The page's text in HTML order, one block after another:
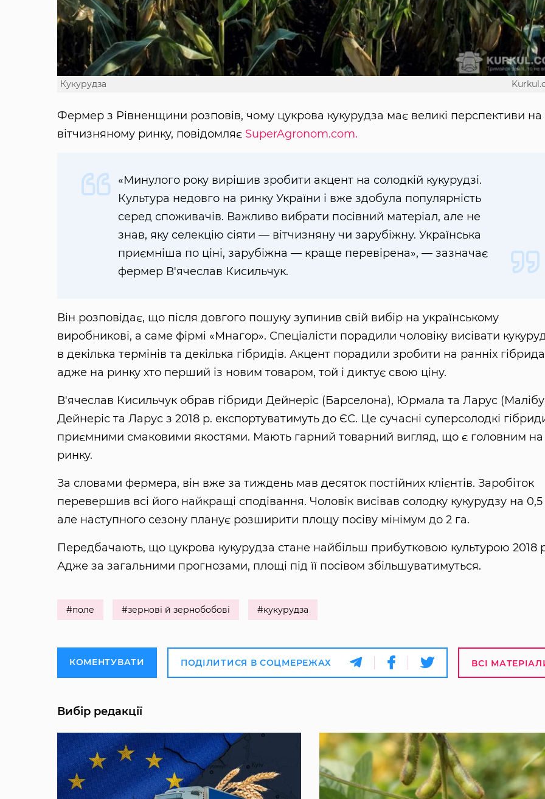
Кукурудза
Фермер з Рівненщини розповів, чому цукрова кукурудза має великі перспективи на
вітчизняному ринку, повідомляє SuperAgronom.com.
«Минулого року вирішив зробити акцент на солодкій кукурудзі.
Культура недовго на ринку України і вже здобула по­пулярність
серед споживачів. Важливо вибрати посівний матеріал, але не
знав, яку селекцію сіяти — вітчизняну чи зарубіжну. Українська
приємніша по ціні, зарубіжна — краще перевірена», — зазначає
фермер В'ячеслав Кисильчук.
Він розповідає, що після довгого пошуку зупинив свій вибір на українському
виробникові, а саме фірмі «Мнагор». Спеціалісти порадили чоловіку висівати
в декілька термінів та декілька гібридів. Акцент порадили зробити на ранніх
адже на ринку хто перший із новим товаром, той і диктує свою ціну.
В'ячеслав Кисильчук обрав гібриди Дейнеріс (Барселона), Юрмала та Ларус
Дейнеріс та Ларус з 2018 р. експортуватимуть до ЄС. Це сучасні суперсолодкі
приємними смаковими якостями. Мають гарний товарний вигляд, що є головним на
ринку.
За словами фермера, він вже за тиждень мав десяток постійних клієнтів. Заробіток
перевершив всі його найкращі сподівання. Чоловік висівав солодку кукурудзу на 0,5
але наступного сезону планує розширити площу посіву мінімум до 2 га.
Передбачають, що цукрова кукурудза стане найбільш прибутковою культурою 2018
Адже за загальними прогнозами, площі під її посівом збільшуватимуться.
#поле #зернові й зернобобові #кукурудза
КОМЕНТУВАТИ ПОДІЛИТИСЯ В СОЦМЕРЕЖАХ ВСІ
Вибір редакції